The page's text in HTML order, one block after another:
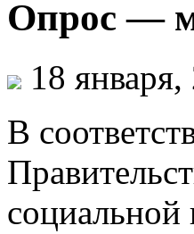
Опрос —
18
В